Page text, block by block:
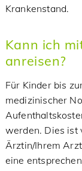
Krankenstand.
Kann ich
anreisen?
Für Kinder bis
medizinischer
werden. Dies ist
Ärztin/Ihrem
eine